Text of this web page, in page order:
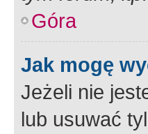
Góra
Jak mogę
Jeżeli nie
lub usuwać